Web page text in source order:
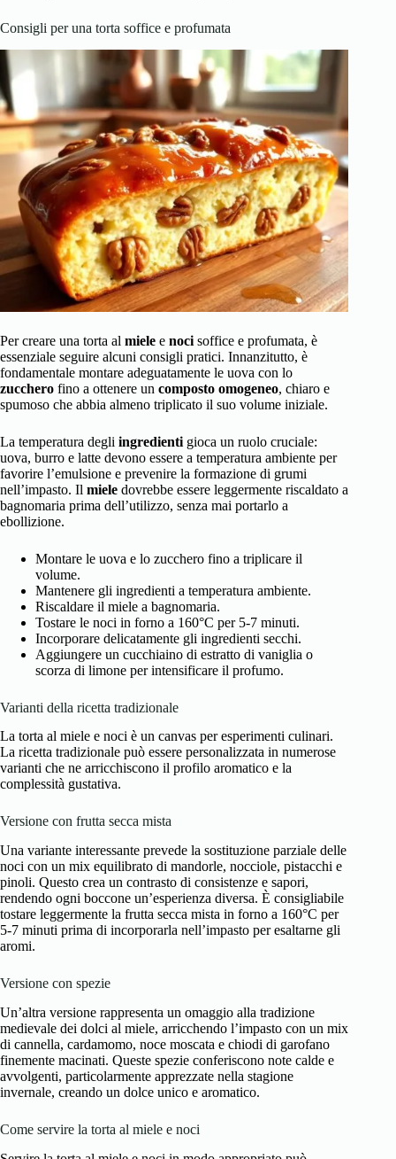
Consigli per una torta soffice e profumata
Per creare una torta al miele e noci soffice e profumata, è
essenziale seguire alcuni consigli pratici. Innanzitutto, è
fondamentale montare adeguatamente le uova con lo
zucchero fino a ottenere un composto omogeneo, chiaro e
spumoso che abbia almeno triplicato il suo volume iniziale.
La temperatura degli ingredienti gioca un ruolo cruciale:
uova, burro e latte devono essere a temperatura ambiente per
favorire l’emulsione e prevenire la formazione di grumi
nell’impasto. Il miele dovrebbe essere leggermente riscaldato a
bagnomaria prima dell’utilizzo, senza mai portarlo a
ebollizione.
Montare le uova e lo zucchero fino a triplicare il
volume.
Mantenere gli ingredienti a temperatura ambiente.
Riscaldare il miele a bagnomaria.
Tostare le noci in forno a 160°C per 5-7 minuti.
Incorporare delicatamente gli ingredienti secchi.
Aggiungere un cucchiaino di estratto di vaniglia o
scorza di limone per intensificare il profumo.
Varianti della ricetta tradizionale
La torta al miele e noci è un canvas per esperimenti culinari.
La ricetta tradizionale può essere personalizzata in numerose
varianti che ne arricchiscono il profilo aromatico e la
complessità gustativa.
Versione con frutta secca mista
Una variante interessante prevede la sostituzione parziale delle
noci con un mix equilibrato di mandorle, nocciole, pistacchi e
pinoli. Questo crea un contrasto di consistenze e sapori,
rendendo ogni boccone un’esperienza diversa. È consigliabile
tostare leggermente la frutta secca mista in forno a 160°C per
5-7 minuti prima di incorporarla nell’impasto per esaltarne gli
aromi.
Versione con spezie
Un’altra versione rappresenta un omaggio alla tradizione
medievale dei dolci al miele, arricchendo l’impasto con un mix
di cannella, cardamomo, noce moscata e chiodi di garofano
finemente macinati. Queste spezie conferiscono note calde e
avvolgenti, particolarmente apprezzate nella stagione
invernale, creando un dolce unico e aromatico.
Come servire la torta al miele e noci